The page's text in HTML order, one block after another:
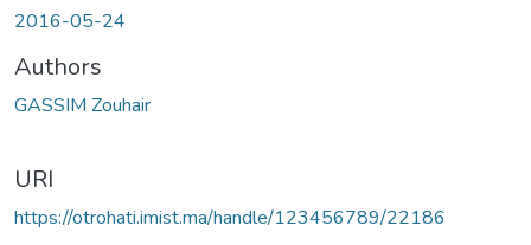
2016-05-24
Authors
GASSIM Zouhair
URI
https://otrohati.imist.ma/handle/123456789/22186